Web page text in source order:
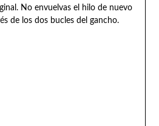
No envuelvas el hilo de nuevo
de los dos bucles del gancho.